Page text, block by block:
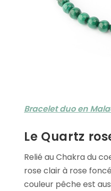
Bracelet duo en
Le Quartz
Relié au Chakra du
rose clair à rose
couleur pêche est